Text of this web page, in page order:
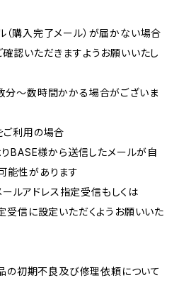
購入完了メール）が届かない場合
認いただきますようお願いいたし
分～数時間かかる場合がございま
ご利用の場合
BASE様から送信したメールが自
能性があります
ールアドレス指定受信もしくは
受信に設定いただくようお願いいた
初期不良及び修理依頼について